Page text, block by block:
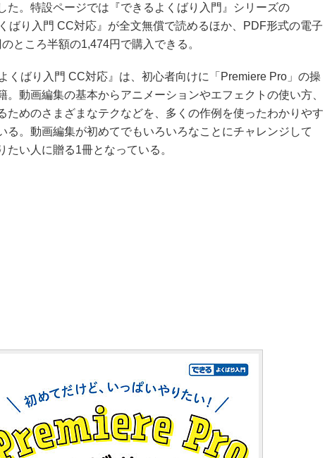
た。特設ページでは『できるよくばり入門』シリーズの
ばり入門 CC対応』が全文無償で読めるほか、PDF形式の電子
ところ半額の1,474円で購入できる。
くばり入門 CC対応』は、初心者向けに「Premiere Pro」の操
。動画編集の基本からアニメーションやエフェクトの使い方、
ためのさまざまなテクなどを、多くの作例を使ったわかりやす
る。動画編集が初めてでもいろいろなことにチャレンジして
たい人に贈る1冊となっている。